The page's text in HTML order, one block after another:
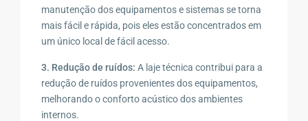
manutenção dos equipamentos e sistemas se torna
mais fácil e rápida, pois eles estão concentrados em
um único local de fácil acesso.
3. Redução de ruídos: A laje técnica contribui para a
redução de ruídos provenientes dos equipamentos,
melhorando o conforto acústico dos ambientes
internos.